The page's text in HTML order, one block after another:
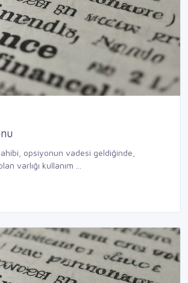
opsiyonun vadesi geldiğinde,
varlığı kullanım ...